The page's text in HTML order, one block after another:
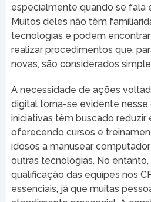
especialmente quando se fala
Muitos deles não têm
tecnologias e podem
realizar procedimentos que,
novas, são considerados
A necessidade de ações
digital torna-se evidente
iniciativas têm buscado reduzir
oferecendo cursos e
idosos a manusear
outras tecnologias. No
qualificação das equipes nos
essenciais, já que muitas